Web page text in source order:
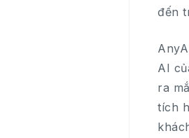
đến
AI
ra
tích